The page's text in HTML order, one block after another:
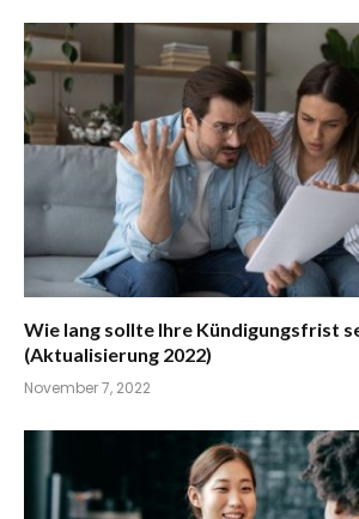
Wie lang sollte Ihre Kündigungsfrist
(Aktualisierung 2022)
November 7, 2022